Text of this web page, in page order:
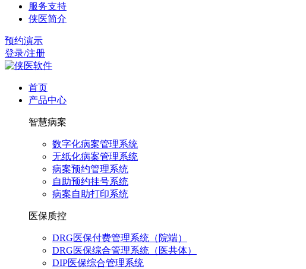
服务支持
侠医简介
预约演示
登录/注册
首页
产品中心
智慧病案
数字化病案管理系统
无纸化病案管理系统
病案预约管理系统
自助预约挂号系统
病案自助打印系统
医保质控
DRG医保付费管理系统（院端）
DRG医保综合管理系统（医共体）
DIP医保综合管理系统